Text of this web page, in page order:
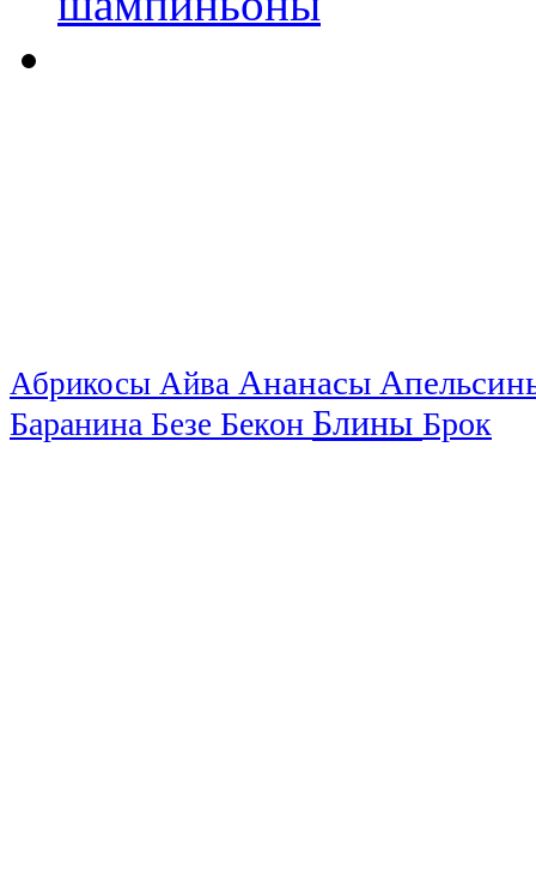
Абрикосы Айва Ананасы
Баранина Безе Бекон Блины Брок